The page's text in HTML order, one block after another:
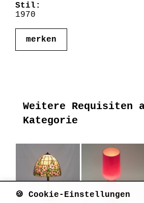
Stil:
1970
merken
Weitere Requisiten
Kategorie
🍪 Cookie-Einstellungen